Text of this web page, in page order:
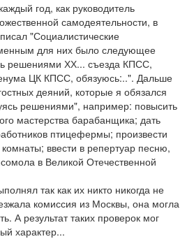
год, как руководитель
самодеятельности, в
"Социалистические
для них было следующее
решениями ХХ... съезда КПСС,
ЦК КПСС, обязуюсь:..". Дальше
деяний, которые я обязался
решениями", например: повысить
мастерства барабанщика; дать
птицефермы; произвести
ввести в репертуар песню,
в Великой Отечественной
так как их никто никогда не
комиссия из Москвы, она могла
А результат таких проверок мог
характер...